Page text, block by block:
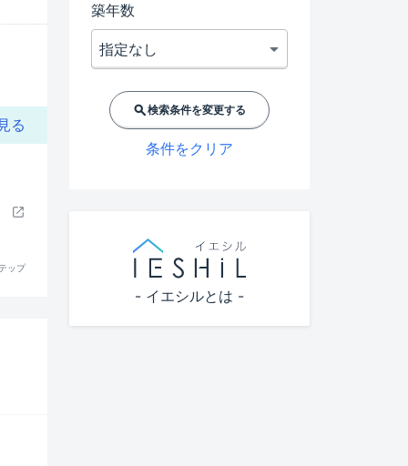
る
ップ
築年数
検索条件を変更する
条件をクリア
- イエシルとは -